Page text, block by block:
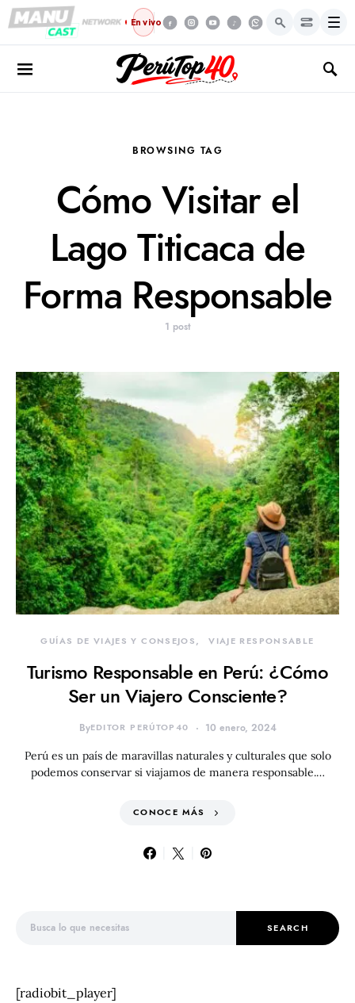
En vivo Menú
BROWSING TAG
Cómo Visitar el
Lago Titicaca de
Forma Responsable
1 post
GUÍAS DE VIAJES Y CONSEJOS VIAJE RESPONSABLE
Turismo Responsable en Perú: ¿Cómo
Ser un Viajero Consciente?
ByEDITOR PERÚTOP40 10 enero, 2024
Perú es un país de maravillas naturales y culturales que solo
podemos conservar si viajamos de manera responsable.…
CONOCE MÁS
SEARCH
[radiobit_player]